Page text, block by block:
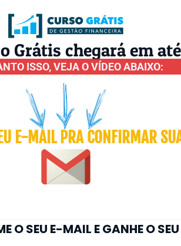
Grátis chegará em
ISSO, VEJA O VÍDEO ABAIXO:
E-MAIL PRA CONFIRMAR
O SEU E-MAIL E GANHE O SEU